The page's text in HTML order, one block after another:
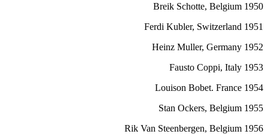
1950 Breik Schotte, Belgium
1951 Ferdi Kubler, Switzerland
1952 Heinz Muller, Germany
1953 Fausto Coppi, Italy
1954 Louison Bobet. France
1955 Stan Ockers, Belgium
1956 Rik Van Steenbergen, Belgium